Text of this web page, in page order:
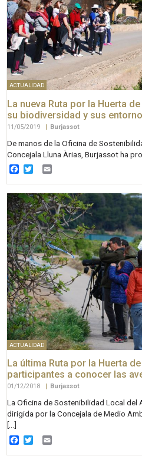
ACTUALIDAD
La nueva Ruta por la Huerta
su biodiversidad y sus
11/05/2019 | Burjassot
De manos de la Oficina de
Concejala Lluna Àrias, Burjassot ha
Facebook
Twitter
ACTUALIDAD
La última Ruta por la Huerta
participantes a conocer las
01/12/2018 Burjassot
La Oficina de Sostenibilidad Local del
dirigida por la Concejala de Medio
[…]
Facebook
Twitter